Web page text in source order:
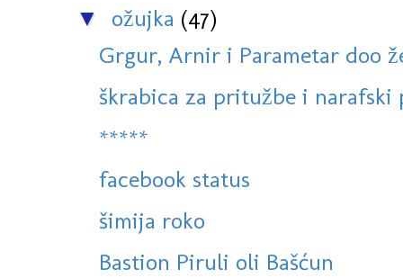
▼ ožujka (47)
Grgur, Arnir i Parametar doo
škrabica za pritužbe i narafski
*****
facebook status
šimija roko
Bastion Piruli oli Bašćun